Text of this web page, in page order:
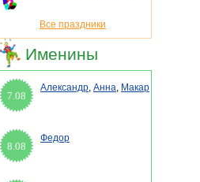
Все праздники
Именины
7.08
Александр, Анна, Макар
8.08
Федор